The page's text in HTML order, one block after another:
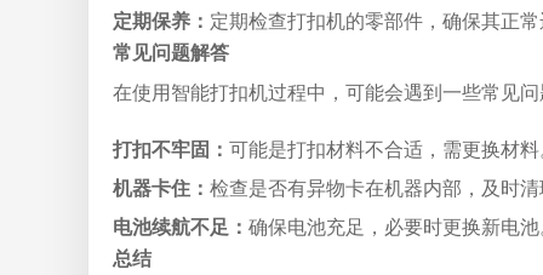
定期保养： 定期检查打扣机的零部件，确保其正
常见问题解答
在使用智能打扣机过程中，可能会遇到一些常见
打扣不牢固： 可能是打扣材料不合适，需更换材料
机器卡住： 检查是否有异物卡在机器内部，及时
电池续航不足： 确保电池充足，必要时更换新电池
总结